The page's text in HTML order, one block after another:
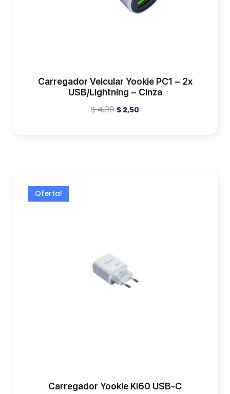
Carregador Veicular Yookie PC1 – 2x
USB/Lightning – Cinza
$4,00 $ 2,50
Oferta!
Carregador Yookie KI60 USB-C